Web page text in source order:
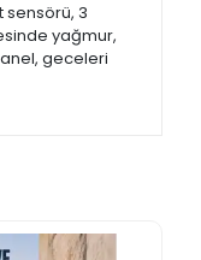
sensörü, 3
yağmur,
geceleri